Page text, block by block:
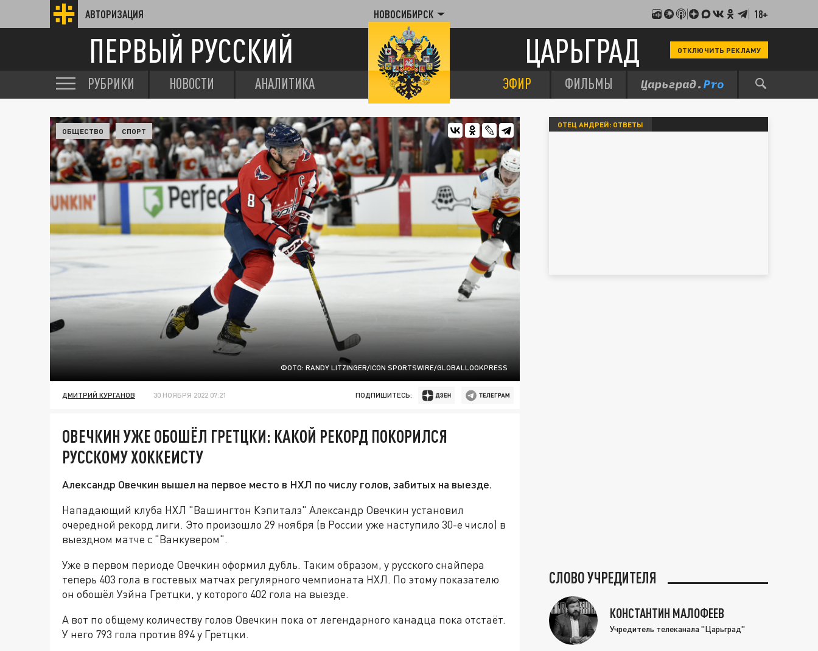
АВТОРИЗАЦИЯ НОВОСИБИРСК 18+
ПЕРВЫЙ РУССКИЙ ЦАРЬГРАД ОТКЛЮЧИТЬ РЕКЛАМУ
РУБРИКИ НОВОСТИ АНАЛИТИКА ЭФИР ФИЛЬМЫ
ФОТО: RANDY LITZINGER/ICON SPORTSWIRE/GLOBALLOOKPRESS
ОБЩЕСТВО СПОРТ
ДМИТРИЙ КУРГАНОВ 30 НОЯБРЯ 2022 07:21 ПОДПИШИТЕСЬ:
ОВЕЧКИН УЖЕ ОБОШЁЛ ГРЕТЦКИ: КАКОЙ РЕКОРД ПОКОРИЛСЯ
РУССКОМУ ХОККЕИСТУ
Александр Овечкин вышел на первое место в НХЛ по числу голов, забитых на выезде.
Нападающий клуба НХЛ "Вашингтон Кэпиталз" Александр Овечкин установил
очередной рекорд лиги. Это произошло 29 ноября (в России уже наступило 30-е число) в
выездном матче с "Ванкувером".
Уже в первом периоде Овечкин оформил дубль. Таким образом, у русского снайпера
теперь 403 гола в гостевых матчах регулярного чемпионата НХЛ. По этому показателю
он обошёл Уэйна Гретцки, у которого 402 гола на выезде.
А вот по общему количеству голов Овечкин пока от легендарного канадца пока отстаёт.
У него 793 гола против 894 у Гретцки.
ОТЕЦ АНДРЕЙ: ОТВЕТЫ
СЛОВО УЧРЕДИТЕЛЯ
КОНСТАНТИН МАЛОФЕЕВ
Учредитель телеканала "Царьград"